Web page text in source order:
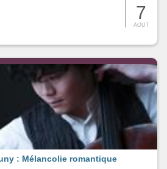
7
AOUT
: Mélancolie romantique